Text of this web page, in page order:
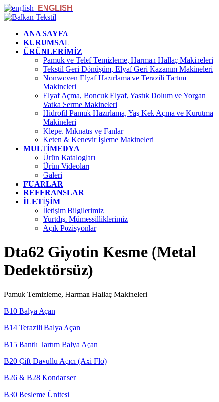
ENGLISH
ANA SAYFA
KURUMSAL
ÜRÜNLERİMİZ
Pamuk ve Telef Temizleme, Harman Hallaç Makineleri
Tekstil Geri Dönüşüm, Elyaf Geri Kazanım Makineleri
Nonwoven Elyaf Hazırlama ve Terazili Tartım
Makineleri
Elyaf Açma, Boncuk Elyaf, Yastık Dolum ve Yorgan
Vatka Serme Makineleri
Hidrofil Pamuk Hazırlama, Yaş Kek Açma ve Kurutma
Makineleri
Klepe, Mıknatıs ve Fanlar
Keten & Kenevir İşleme Makineleri
MULTİMEDYA
Ürün Katalogları
Ürün Videoları
Galeri
FUARLAR
REFERANSLAR
İLETİŞİM
İletişim Bilgilerimiz
Yurtdışı Mümessilliklerimiz
Açık Pozisyonlar
Dta62 Giyotin Kesme (Metal
Dedektörsüz)
Pamuk Temizleme, Harman Hallaç Makineleri
B10 Balya Açan
B14 Terazili Balya Açan
B15 Bantlı Tartım Balya Açan
B20 Çift Davullu Açıcı (Axi Flo)
B26 & B28 Kondanser
B30 Besleme Ünitesi